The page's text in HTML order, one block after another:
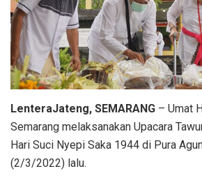
LenteraJateng, SEMARANG – Umat
Semarang melaksanakan Upacara
Hari Suci Nyepi Saka 1944 di Pura
(2/3/2022) lalu.